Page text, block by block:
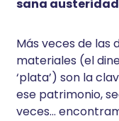
sana
Más veces de las
materiales (el
‘plata’) son la
ese patrimonio,
veces…